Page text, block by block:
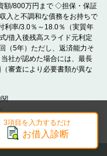
お借入診断
3項目を入力するだけ
額/800万円まで ◇担保・保証
入と不調和な債務をお持ちで
率/3.0％～18.0％（実質年
/借入後残高スライド元利定
（5年）ただし、返済能力そ
社が認めた場合には、最長
審査により必要書類が異な